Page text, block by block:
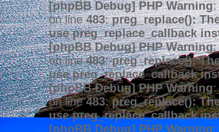
[phpBB Debug] PHP Warning:
on line483:preg_replace():
use preg_replace_callback
[phpBB Debug] PHP Warning:
on line483:preg_replace():
use preg_replace_callback
[phpBB Debug] PHP Warning:
on line483:preg_replace():
use preg_replace_callback
[phpBB Debug] PHP Warning